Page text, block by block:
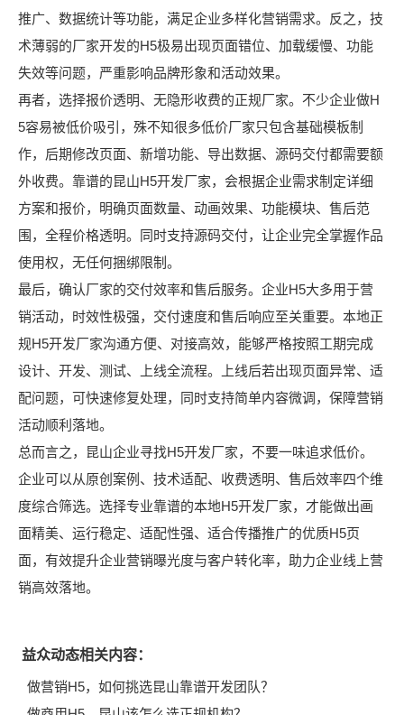
推广、数据统计等功能，满足企业多样化营销需求。反之，技
术薄弱的厂家开发的H5极易出现页面错位、加载缓慢、功能
失效等问题，严重影响品牌形象和活动效果。
再者，选择报价透明、无隐形收费的正规厂家。不少企业做H
5容易被低价吸引，殊不知很多低价厂家只包含基础模板制
作，后期修改页面、新增功能、导出数据、源码交付都需要额
外收费。靠谱的昆山H5开发厂家，会根据企业需求制定详细
方案和报价，明确页面数量、动画效果、功能模块、售后范
围，全程价格透明。同时支持源码交付，让企业完全掌握作品
使用权，无任何捆绑限制。
最后，确认厂家的交付效率和售后服务。企业H5大多用于营
销活动，时效性极强，交付速度和售后响应至关重要。本地正
规H5开发厂家沟通方便、对接高效，能够严格按照工期完成
设计、开发、测试、上线全流程。上线后若出现页面异常、适
配问题，可快速修复处理，同时支持简单内容微调，保障营销
活动顺利落地。
总而言之，昆山企业寻找H5开发厂家，不要一味追求低价。
企业可以从原创案例、技术适配、收费透明、售后效率四个维
度综合筛选。选择专业靠谱的本地H5开发厂家，才能做出画
面精美、运行稳定、适配性强、适合传播推广的优质H5页
面，有效提升企业营销曝光度与客户转化率，助力企业线上营
销高效落地。
益众动态相关内容：
做营销H5，如何挑选昆山靠谱开发团队？